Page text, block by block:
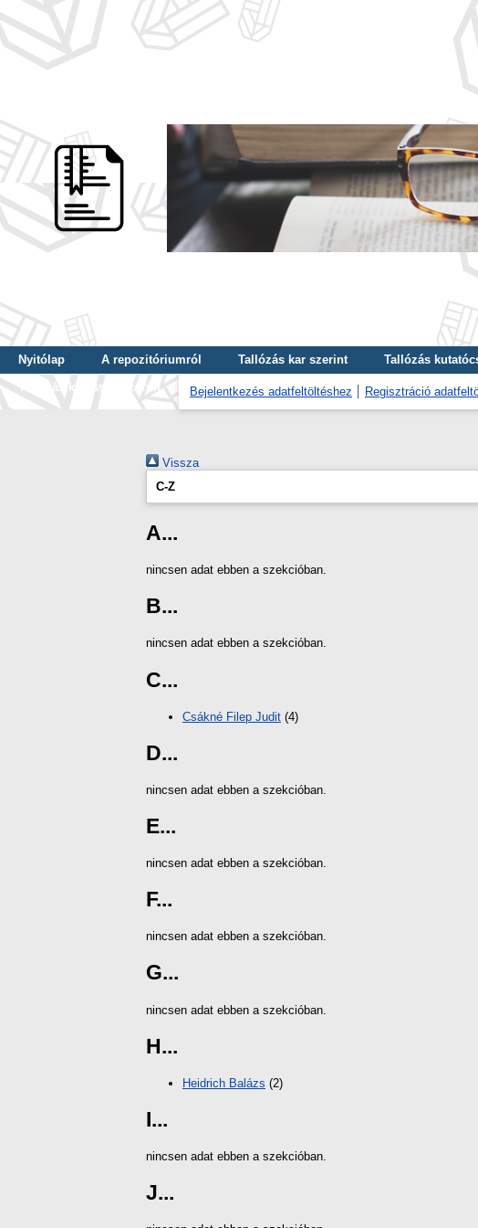
Nyitólap A repozitóriumról Tallózás kar szerint Tallózás
Tallózás kulcsszó szerint
Bejelentkezés adatfeltöltéshez Regisztráció
Vissza
C-Z
A...
nincsen adat ebben a szekcióban.
B...
nincsen adat ebben a szekcióban.
C...
Csákné Filep Judit (4)
D...
nincsen adat ebben a szekcióban.
E...
nincsen adat ebben a szekcióban.
F...
nincsen adat ebben a szekcióban.
G...
nincsen adat ebben a szekcióban.
H...
Heidrich Balázs (2)
I...
nincsen adat ebben a szekcióban.
J...